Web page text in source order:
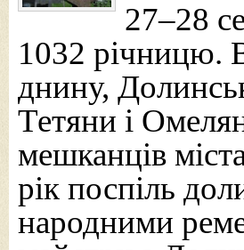
27–28
1032 річницю.
днину,
Тетяни і
мешканців
рік поспіль
народними